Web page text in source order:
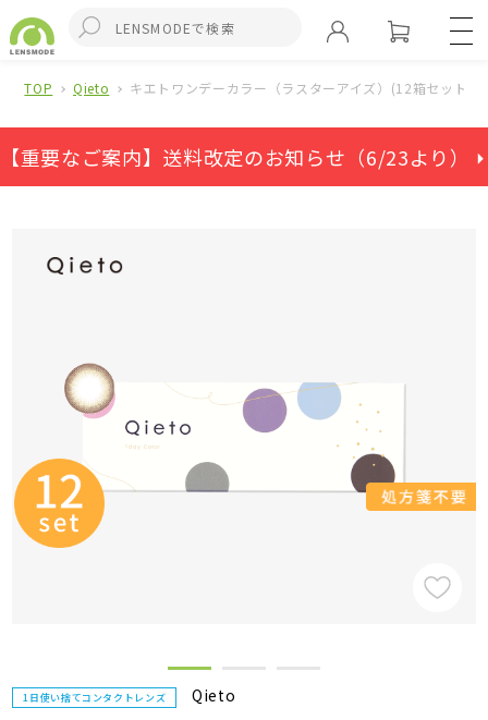
TOP Qieto キエトワンデーカラー（ラスターアイズ）(12箱セット)
【重要なご案内】送料改定のお知らせ（6/23より） ⏵
1日使い捨てコンタクトレンズ Qieto